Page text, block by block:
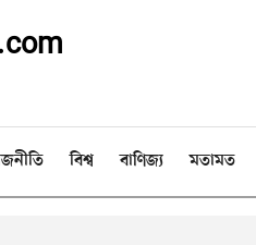
বিশ্ব বাণিজ্য মতামত